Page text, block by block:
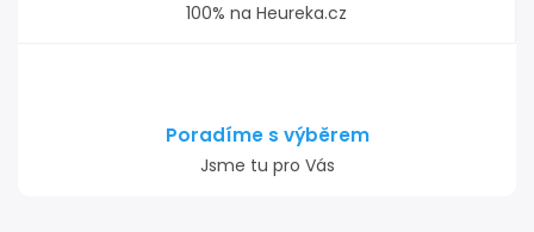
100% na Heureka.cz
Poradíme s výběrem
Jsme tu pro Vás